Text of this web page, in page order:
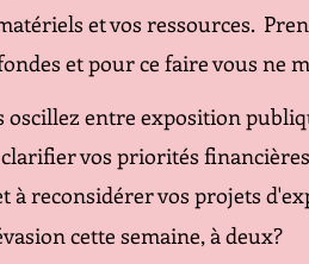
et vos ressources.
et pour ce faire vous ne
oscillez entre exposition
vos priorités
reconsidérer vos projets
cette semaine, à deux?